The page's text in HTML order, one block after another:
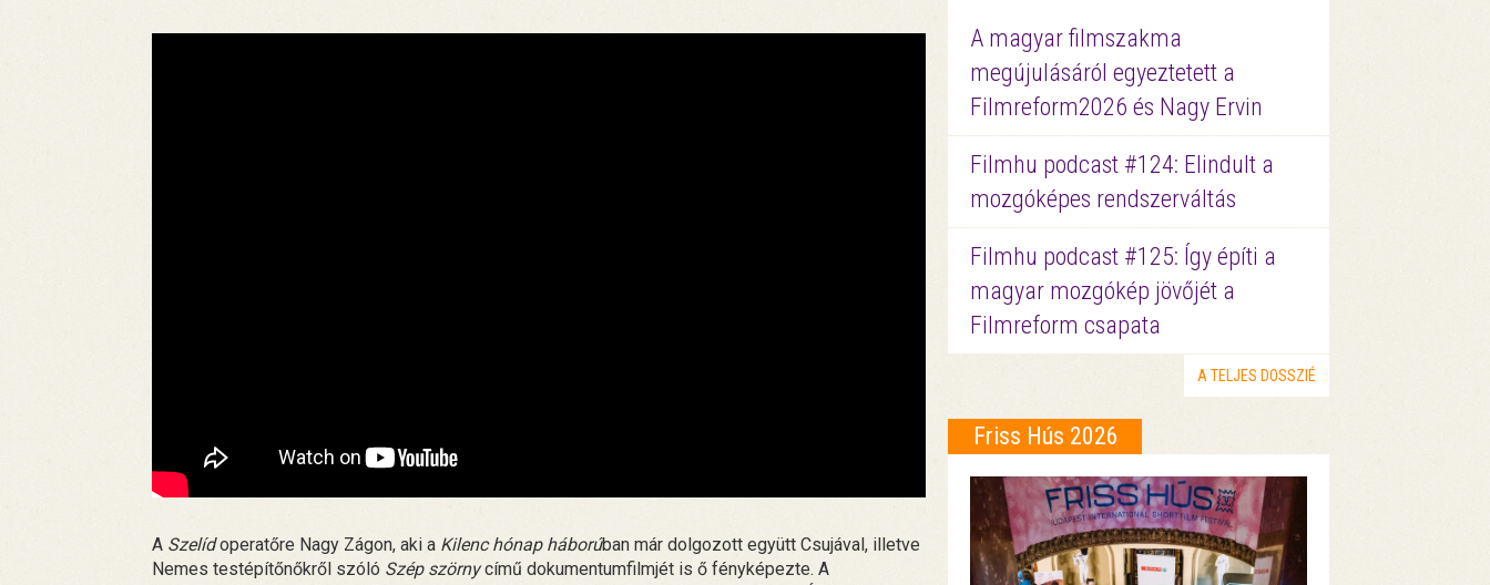
A Szelídoperatőre Nagy Zágon, aki a Kilenc hónap háborúban már dolgozott együtt Csujával, illetve
Nemes testépítőnőkről szóló Szép szörnycímű dokumentumfilmjét is ő fényképezte. A
A magyar filmszakma
megújulásáról egyeztetett a
Filmreform2026 és Nagy Ervin
Filmhu podcast #124: Elindult a
mozgóképes rendszerváltás
Filmhu podcast #125: Így építi a
magyar mozgókép jövőjét a
Filmreform csapata
A TELJES DOSSZIÉ
Friss Hús 2026